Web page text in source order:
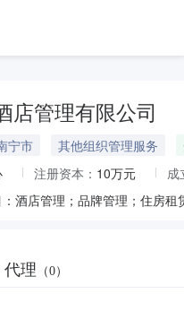
店管理有限公司
宁市 其他组织管理服务
注册资本： 10万元
成
代理 （0）